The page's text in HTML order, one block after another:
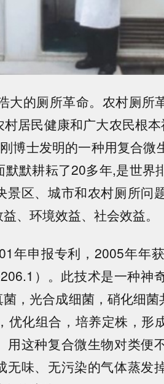
大的厕所革命。农村厕所
居民健康和广大农民根
博士发明的一种用复合微
默耕耘了20多年,是世界
景区、城市和农村厕所问
、环境效益、社会效益。
年申报专利，2005年年
）。此技术是一种神
，光合成细菌，硝化细
优化组合，培养定株，形
这种复合微生物对类便
无味、无污染的气体蒸发